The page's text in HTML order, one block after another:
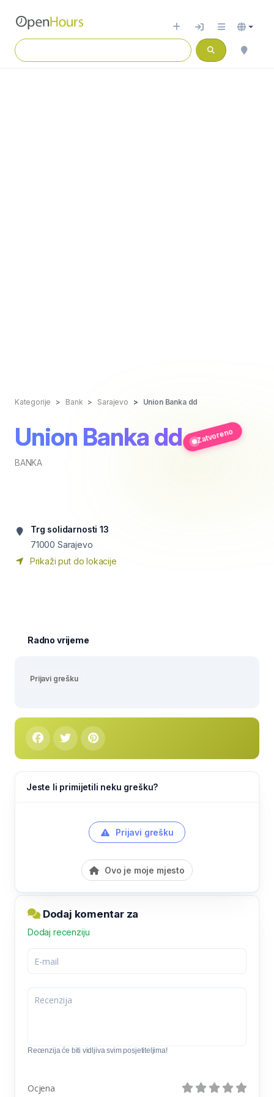
Kategorije Bank Sarajevo Union Banka dd
Union Banka dd
BANKA
Zatvoreno
Trg solidarnosti 13
71000 Sarajevo
Prikaži put do lokacije
Radno vrijeme
Prijavi grešku
Jeste li primijetili neku grešku?
Prijavi grešku
Ovo je moje mjesto
Dodaj komentar za
Dodaj recenziju
Recenzija će biti vidljiva svim posjetiteljima!
Ocjena